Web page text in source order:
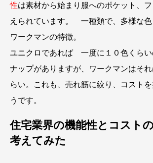
性は素材から始まり服へのポケット、
えられています。 一種類で、多様な色
ワークマンの特徴。
ユニクロであれば 一度に１０色くらい
ナップがありますが、ワークマンはそれ
らい。これも、売れ筋に絞り、コスト
うです。
住宅業界の機能性とコスト
考えてみた